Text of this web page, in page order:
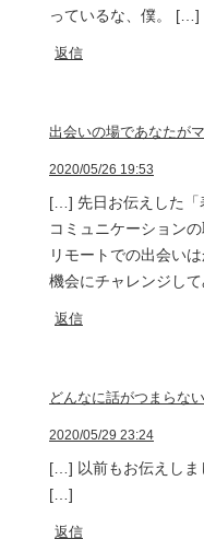
っているな、僕。 […]
返信
出会いの場であなたが
2020/05/26 19:53
[…] 先日お伝えした「
コミュニケーション
リモートでの出会い
機会にチャレンジし
返信
どんなに話がつまらな
2020/05/29 23:24
[…] 以前もお伝えしま
[…]
返信